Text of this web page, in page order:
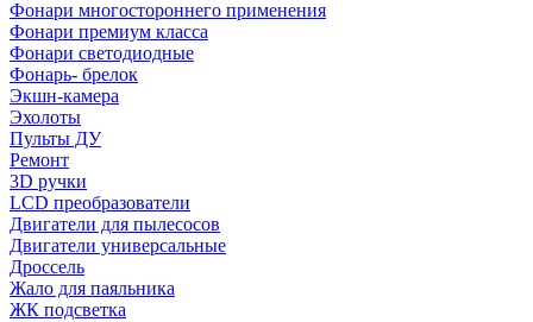
Фонари многостороннего применения
Фонари премиум класса
Фонари светодиодные
Фонарь- брелок
Экшн-камера
Эхолоты
Пульты ДУ
Ремонт
3D ручки
LCD преобразователи
Двигатели для пылесосов
Двигатели универсальные
Дроссель
Жало для паяльника
ЖК подсветка